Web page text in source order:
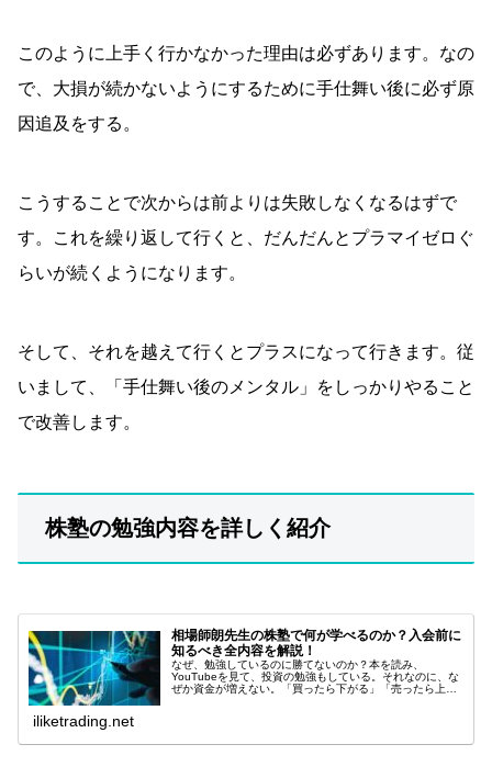
このように上手く行かなかった理由は必ずあります。なの
で、大損が続かないようにするために手仕舞い後に必ず原
因追及をする。
こうすることで次からは前よりは失敗しなくなるはずで
す。これを繰り返して行くと、だんだんとプラマイゼロぐ
らいが続くようになります。
そして、それを越えて行くとプラスになって行きます。従
いまして、「手仕舞い後のメンタル」をしっかりやること
で改善します。
株塾の勉強内容を詳しく紹介
相場師朗先生の株塾で何が学べるのか？入会前に
知るべき全内容を解説！
なぜ、勉強しているのに勝てないのか？本を読み、
YouTubeを見て、投資の勉強もしている。それなのに、な
ぜか資金が増えない。「買ったら下がる」「売ったら上が
iliketrading.net